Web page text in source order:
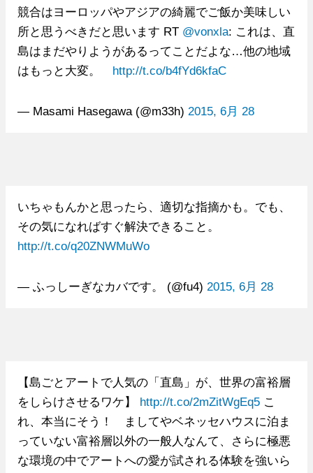
競合はヨーロッパやアジアの綺麗でご飯か美味しい
所と思うべきだと思います RT @vonxla: これは、直
島はまだやりようがあるってことだよな…他の地域
はもっと大変。 http://t.co/b4fYd6kfaC
— Masami Hasegawa (@m33h) 2015, 6月 28
いちゃもんかと思ったら、適切な指摘かも。でも、
その気になればすぐ解決できること。
http://t.co/q20ZNWMuWo
— ふっしーぎなカバです。 (@fu4) 2015, 6月 28
【島ごとアートで人気の「直島」が、世界の富裕層
をしらけさせるワケ】 http://t.co/2mZitWgEq5こ
れ、本当にそう！ ましてやベネッセハウスに泊ま
っていない富裕層以外の一般人なんて、さらに極悪
な環境の中でアートへの愛が試される体験を強いら